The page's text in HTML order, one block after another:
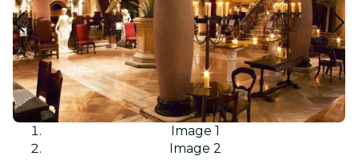
Image 1
Image 2